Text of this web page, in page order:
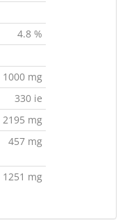
4.8 %
1000 mg
330 ie
2195 mg
457 mg
1251 mg